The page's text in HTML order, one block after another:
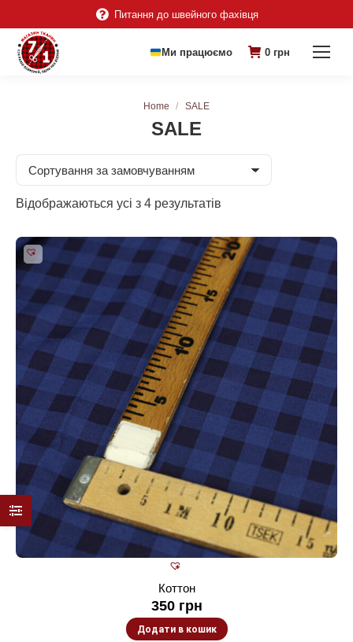
Питання до швейного фахівця
Ми працюємо 0 грн
SALE
You are here:
Home SALE
Відображаються усі з 4 результатів
Коттон
350 грн
Додати в кошик